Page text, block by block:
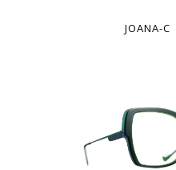
JOANA-C